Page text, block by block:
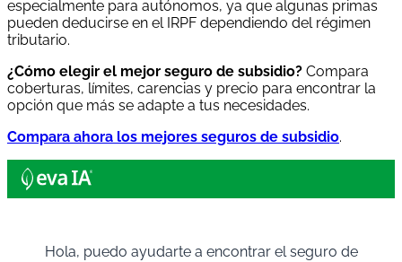
especialmente para autónomos, ya que algunas primas
pueden deducirse en el IRPF dependiendo del régimen
tributario.
¿Cómo elegir el mejor seguro de subsidio? Compara
coberturas, límites, carencias y precio para encontrar la
opción que más se adapte a tus necesidades.
Compara ahora los mejores seguros de subsidio.
Hola, puedo ayudarte a encontrar el seguro de